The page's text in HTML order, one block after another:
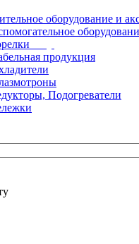
оборудование и
продукция
Подогреватели